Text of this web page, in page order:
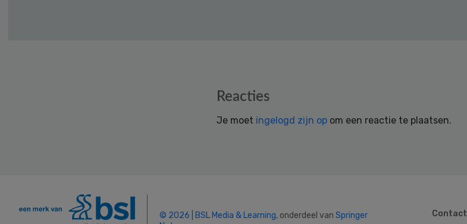
Reacties
Je moet ingelogd zijn op om een reactie te plaatsen.
© 2026 | BSL Media & Learning, onderdeel van Springer
Contact